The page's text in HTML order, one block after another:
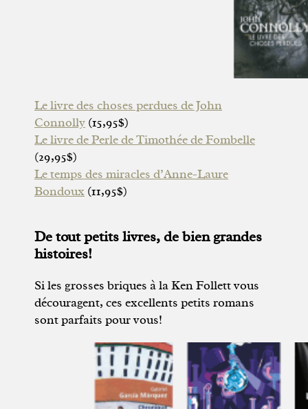
Le livre des choses perdues de John
Connolly (15,95$)
Le livre de Perle de Timothée de Fombelle
(29,95$)
Le temps des miracles d’Anne-Laure
Bondoux (11,95$)
De tout petits livres, de bien grandes
histoires!
Si les grosses briques à la Ken Follett vous
découragent, ces excellents petits romans
sont parfaits pour vous!